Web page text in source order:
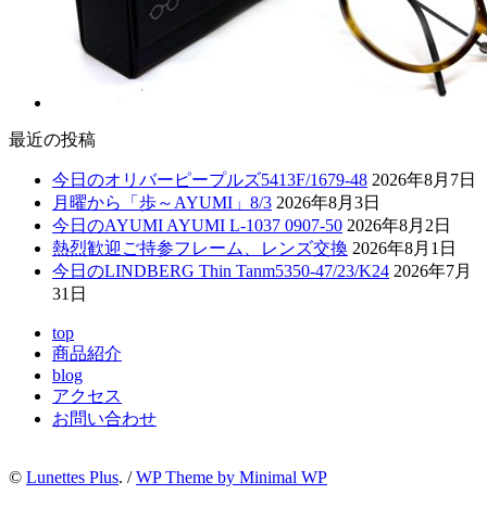
最近の投稿
今日のオリバーピープルズ5413F/1679-48 2026年8月7日
月曜から「歩～AYUMI」8/3 2026年8月3日
今日のAYUMI AYUMI L-1037 0907-50 2026年8月2日
熱烈歓迎ご持参フレーム、レンズ交換 2026年8月1日
今日のLINDBERG Thin Tanm5350-47/23/K24 2026年7月
31日
top
商品紹介
blog
アクセス
お問い合わせ
© Lunettes Plus. /WP Theme by Minimal WP